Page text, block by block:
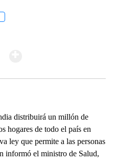
distribuirá un millón de
hogares de todo el país en
ley que permite a las personas
informó el ministro de Salud,